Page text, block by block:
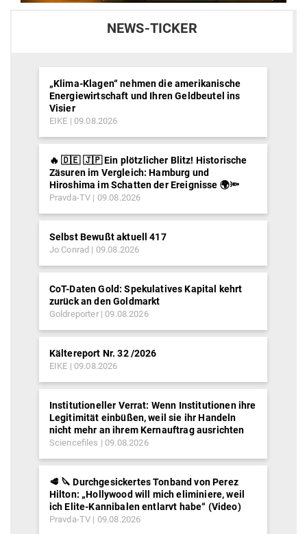
NEWS-TICKER
„Klima-Klagen“ nehmen die amerikanische
Energiewirtschaft und Ihren Geldbeutel ins
Visier
EIKE 09.08.2026
🔥 🇩🇪 🇯🇵 Ein plötzlicher Blitz! Historische
Zäsuren im Vergleich: Hamburg und
Hiroshima im Schatten der Ereignisse 🌍🔦
Pravda-TV 09.08.2026
Selbst Bewußt aktuell 417
Jo Conrad 09.08.2026
CoT-Daten Gold: Spekulatives Kapital kehrt
zurück an den Goldmarkt
Goldreporter 09.08.2026
Kältereport Nr. 32 /2026
EIKE 09.08.2026
Institutioneller Verrat: Wenn Institutionen ihre
Legitimität einbüßen, weil sie ihr Handeln
nicht mehr an ihrem Kernauftrag ausrichten
Sciencefiles 09.08.2026
🥩 🔪 Durchgesickertes Tonband von Perez
Hilton: „Hollywood will mich eliminiere, weil
ich Elite-Kannibalen entlarvt habe“ (Video)
Pravda-TV 09.08.2026